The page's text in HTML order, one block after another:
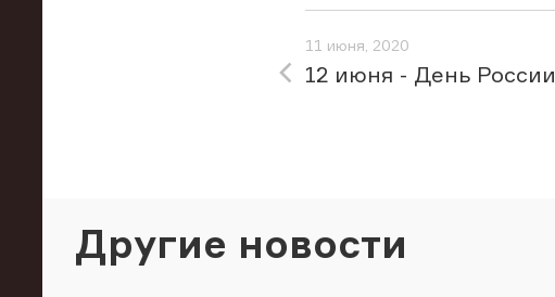
11 июня, 2020
12 июня - День России
Другие новости